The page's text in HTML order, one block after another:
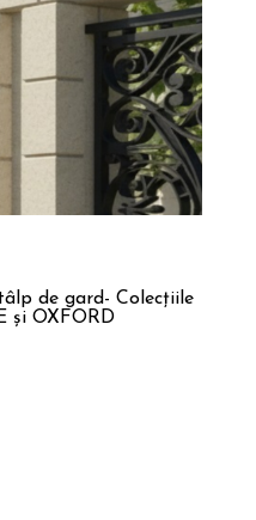
de gard- Colecțiile
și OXFORD